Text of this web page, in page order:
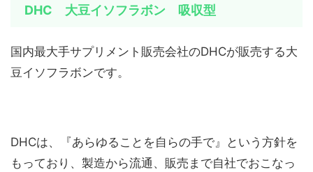
DHC 大豆イソフラボン 吸収型
国内最大手サプリメント販売会社のDHCが販売する大
豆イソフラボンです。
DHCは、『あらゆることを自らの手で』という方針を
もっており、製造から流通、販売まで自社でおこなっ